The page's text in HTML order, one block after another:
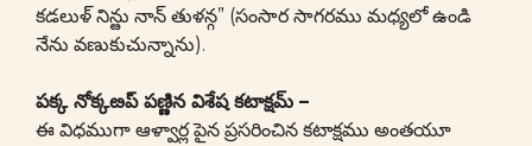
కడలుళ్ నిన్ఴు నాన్ తుళన్గ” (సంసార సాగరము మధ్యలో ఉండి
నేను వణుకుచున్నాను).
పక్క నోక్కఴప్ పణ్ణిన విశేష కటాక్షమ్ –
ఈ విధముగా ఆళ్వార్ల పైన ప్రసరించిన కటాక్షము అంతయూ